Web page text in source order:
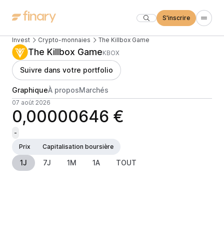
S'inscrire
Invest Crypto-monnaies The Killbox Game
The Killbox GameKBOX
Suivre dans votre portfolio
GraphiqueÀ proposMarchés
07 août 2026
0,00000646 €
-
Prix
Capitalisation boursière
1J 7J 1M 1A TOUT